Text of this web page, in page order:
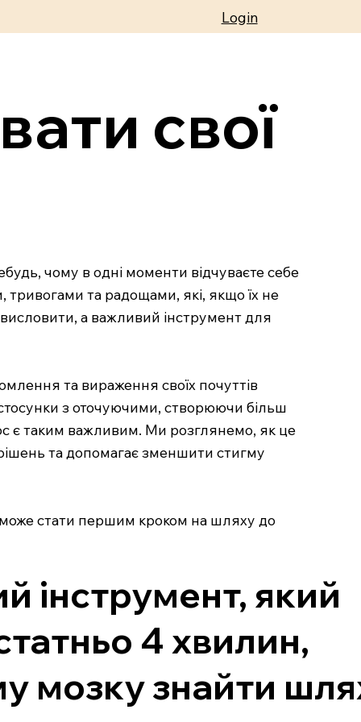
Login
свої
чому в одні моменти відчуваєте себе
тривогами та радощами, які, якщо їх не
а важливий інструмент для
та вираження своїх почуттів
з оточуючими, створюючи більш
є таким важливим. Ми розглянемо, як це
та допомагає зменшити стигму
стати першим кроком на шляху до
інструмент, який
4 хвилин,
мозку знайти